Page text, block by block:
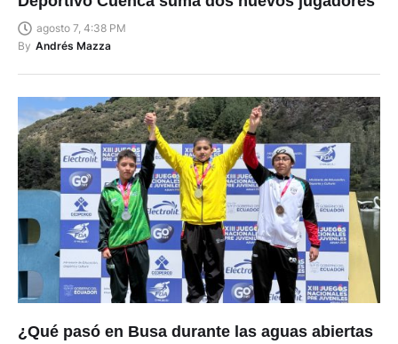
agosto 7, 4:38 PM
By Andrés Mazza
¿Qué pasó en Busa durante las aguas abiertas